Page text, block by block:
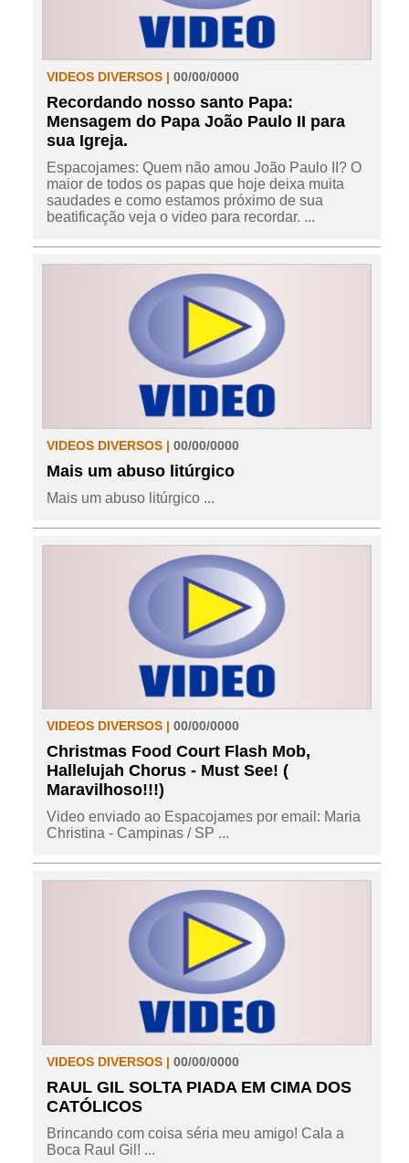
VIDEOS DIVERSOS | 00/00/0000
Recordando nosso santo Papa:
Mensagem do Papa João Paulo II para
sua Igreja.
Espacojames: Quem não amou João Paulo II? O
maior de todos os papas que hoje deixa muita
saudades e como estamos próximo de sua
beatificação veja o video para recordar. ...
VIDEOS DIVERSOS | 00/00/0000
Mais um abuso litúrgico
Mais um abuso litúrgico ...
VIDEOS DIVERSOS | 00/00/0000
Christmas Food Court Flash Mob,
Hallelujah Chorus - Must See! (
Maravilhoso!!!)
Video enviado ao Espacojames por email: Maria
Christina - Campinas / SP ...
VIDEOS DIVERSOS | 00/00/0000
RAUL GIL SOLTA PIADA EM CIMA DOS
CATÓLICOS
Brincando com coisa séria meu amigo! Cala a
Boca Raul Gil! ...